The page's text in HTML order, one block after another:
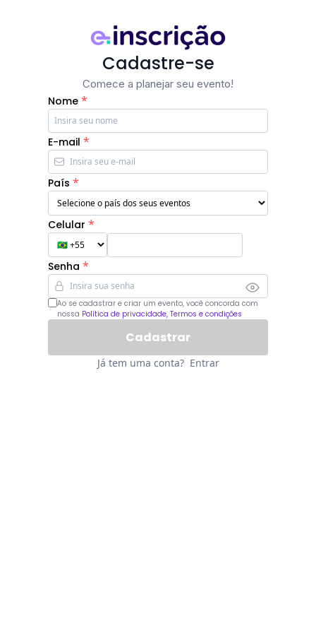
Cadastre-se
Comece a planejar seu evento!
Nome *
E-mail *
País *
Celular *
Senha *
Ao se cadastrar e criar um evento, você concorda com
nossa Política de privacidade, Termos e condições
Já tem uma conta? Entrar